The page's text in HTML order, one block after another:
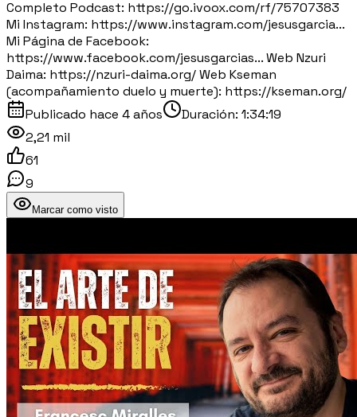
Completo Podcast: https://go.ivoox.com/rf/75707383
Mi Instagram: https://www.instagram.com/jesusgarcia...
Mi Página de Facebook:
https://www.facebook.com/jesusgarcias... Web Nzuri
Daima: https://nzuri-daima.org/ Web Kseman
(acompañamiento duelo y muerte): https://kseman.org/
Publicado hace 4 años Duración: 1:34:19
2,21 mil
61
9
Marcar como visto